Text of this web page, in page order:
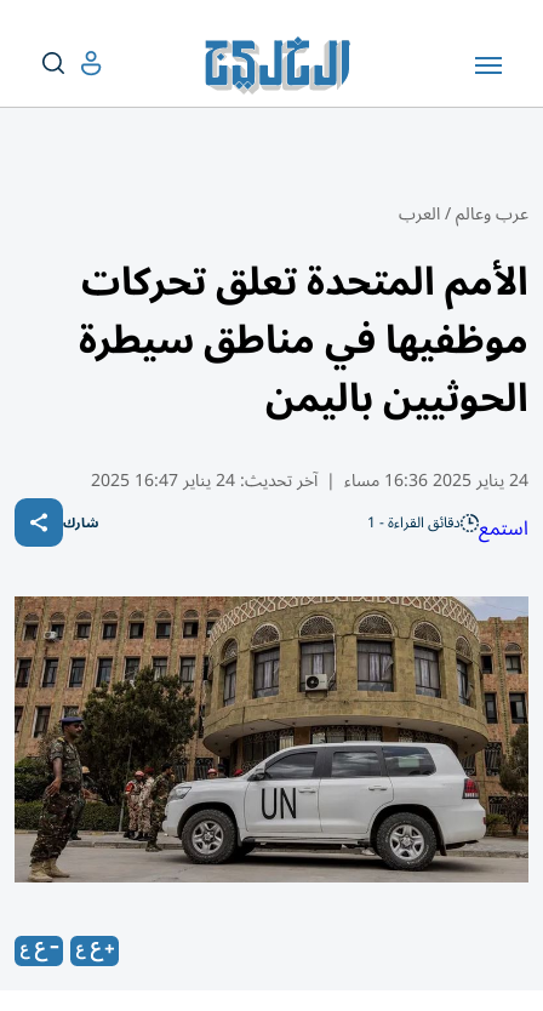
عرب وعالم/العرب
الأمم المتحدة تعلق تحركات
موظفيها في مناطق سيطرة
الحوثيين باليمن
24 يناير 2025 16:36 مساء | آخر تحديث:24 يناير 16:47 2025
استمع دقائق القراءة - 1 شارك